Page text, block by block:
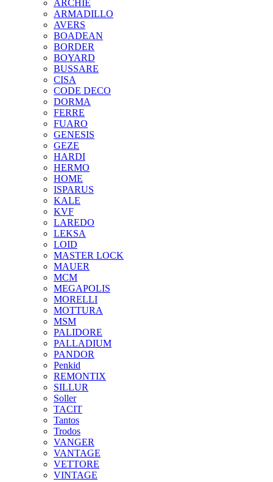
ARCHIE
ARMADILLO
AVERS
BOADEAN
BORDER
BOYARD
BUSSARE
CISA
CODE DECO
DORMA
FERRE
FUARO
GENESIS
GEZE
HARDI
HERMO
HOMЕ
ISPARUS
KALE
KVF
LAREDO
LEKSA
LOID
MASTER LOCK
MAUER
MCM
MEGAPOLIS
MORELLI
MOTTURA
MSM
PALIDORE
PALLADIUM
PANDOR
Penkid
REMONTIX
SILLUR
Soller
TACIT
Tantos
Trodos
VANGER
VANTAGE
VETTORE
VINTAGE